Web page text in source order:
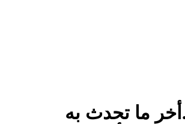
ما تحدث به